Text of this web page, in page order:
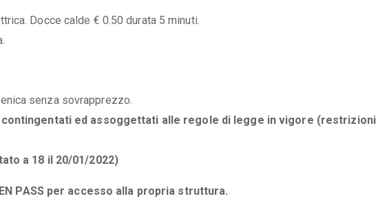
Docce calde € 0.50 durata 5 minuti.
senza sovrapprezzo.
ed assoggettati alle regole di legge in vigore (restrizioni
a 18 il 20/01/2022)
PASS per accesso alla propria struttura.